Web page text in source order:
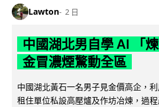
Lawton 2 日
中國湖北男自學 AI 「
金冒濃煙驚動全區
中國湖北黃石一名男子見金價高企，
租住單位私設高壓爐及作坊冶煉，過